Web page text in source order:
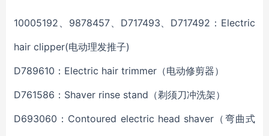
10005192、9878457、D717493、D717492：Electric
hair clipper(电动理发推子)
D789610：Electric hair trimmer（电动修剪器）
D761586：Shaver rinse stand（剃须刀冲洗架）
D693060：Contoured electric head shaver（弯曲式